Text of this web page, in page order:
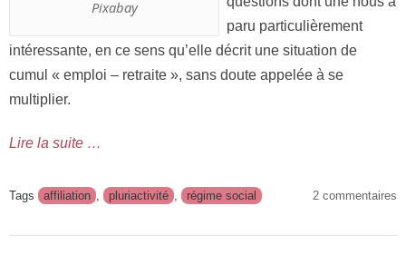
Pixabay
paru particulièrement
intéressante, en ce sens qu’elle décrit une situation de
cumul « emploi – retraite », sans doute appelée à se
multiplier.
Lire la suite …
Tags affiliation pluriactivité régime social 2 commentaires